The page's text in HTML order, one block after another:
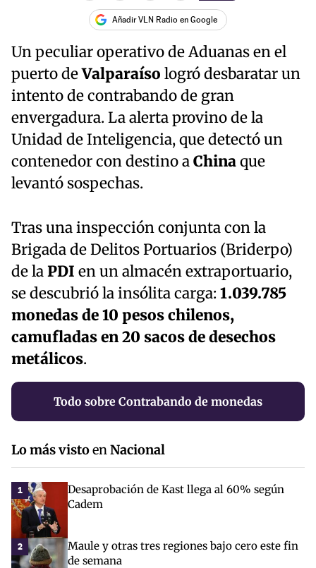
Añadir VLN Radio en Google
Un peculiar operativo de Aduanas en el
puerto deValparaíso logró desbaratar un
intento de contrabando de gran
envergadura. La alerta provino de la
Unidad de Inteligencia, que detectó un
contenedor con destino aChinaque
levantó sospechas.
Tras una inspección conjunta con la
Brigada de Delitos Portuarios (Briderpo)
de laPDI en un almacén extraportuario,
se descubrió la insólita carga: 1.039.785
monedas de 10 pesos chilenos,
camufladas en 20 sacos de desechos
metálicos.
Todo sobre Contrabando de monedas
Lo más vistoenNacional
1
Desaprobación de Kast llega al 60% según
Cadem
2
Maule y otras tres regiones bajo cero este fin
de semana